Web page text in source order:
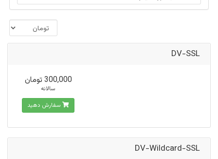
DV-SSL
300,000 تومان
سالانه
سفارش دهید
DV-Wildcard-SSL